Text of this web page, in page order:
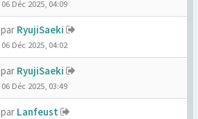
06 Déc 2025, 04:09
par RyujiSaeki
06 Déc 2025, 04:02
par RyujiSaeki
06 Déc 2025, 03:49
par Lanfeust